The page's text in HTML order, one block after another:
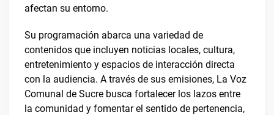
afectan su entorno.
Su programación abarca una variedad de
contenidos que incluyen noticias locales, cultura,
entretenimiento y espacios de interacción directa
con la audiencia. A través de sus emisiones, La Voz
Comunal de Sucre busca fortalecer los lazos entre
la comunidad y fomentar el sentido de pertenencia,